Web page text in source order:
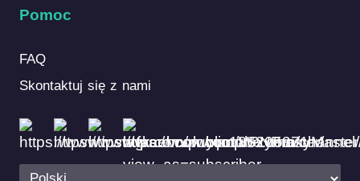
Pomoc
FAQ
Skontaktuj się z nami